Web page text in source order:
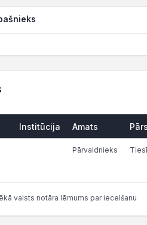
Institūcija Amats
Pārvaldnieks
valsts notāra lēmums par iecelšanu